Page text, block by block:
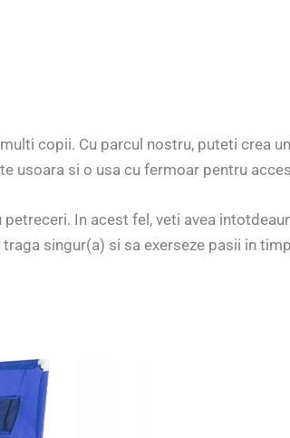
copii. Cu parcul nostru, puteti crea
usoara si o usa cu fermoar pentru
In acest fel, veti avea
singur(a) si sa exerseze pasii in